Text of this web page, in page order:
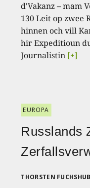
d'Vakanz – mam
130 Leit op zwee
hinnen och vill
hir Expeditioun
Journalistin [+]
EUROPA
Russlands
THORSTEN